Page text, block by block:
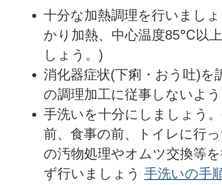
十分な加熱調理を行いまし
かり加熱、中心温度85℃以
しょう。)
消化器症状(下痢・おう吐)を
の調理加工に従事しないよ
手洗いを十分にしましょう
前、食事の前、トイレに行
の汚物処理やオムツ交換等
ず行いましょう手洗いの手